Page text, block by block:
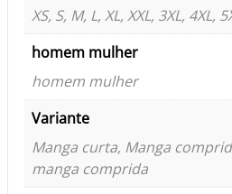
XS, S, M, L, XL, XXL, 3XL, 4XL,
homem mulher
homem mulher
Variante
Manga curta, Manga
manga comprida